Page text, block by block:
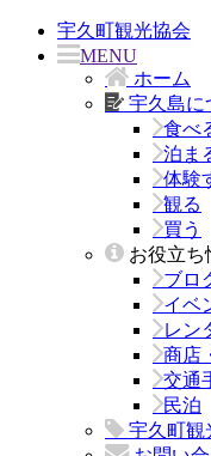
宇久町観光協会
MENU
ホーム
宇久島に
食べ
泊ま
体験
観る
買う
お役立ち
ブロ
イベ
レン
商店
交通
民泊
宇久町観